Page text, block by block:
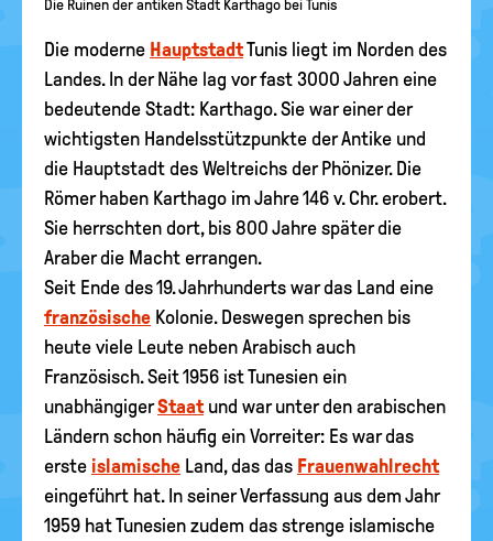
Die Ruinen der antiken Stadt Karthago bei Tunis
Die moderne HauptstadtTunis liegt im Norden des
Landes. In der Nähe lag vor fast 3000 Jahren eine
bedeutende Stadt: Karthago. Sie war einer der
wichtigsten Handelsstützpunkte der Antike und
die Hauptstadt des Weltreichs der Phönizer. Die
Römer haben Karthago im Jahre 146 v. Chr. erobert.
Sie herrschten dort, bis 800 Jahre später die
Araber die Macht errangen.
Seit Ende des 19. Jahrhunderts war das Land eine
französische Kolonie. Deswegen sprechen bis
heute viele Leute neben Arabisch auch
Französisch. Seit 1956 ist Tunesien ein
unabhängigerStaatund war unter den arabischen
Ländern schon häufig ein Vorreiter: Es war das
erste islamische Land, das das Frauenwahlrecht
eingeführt hat. In seiner Verfassung aus dem Jahr
1959 hat Tunesien zudem das strenge islamische